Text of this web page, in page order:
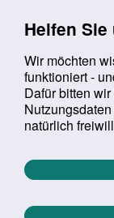
Helfen
Wir möchten
funktioniert -
Dafür bitten
natürlich
Suchbegriff:
Sie befinden sich
Startseite
Aktuelle